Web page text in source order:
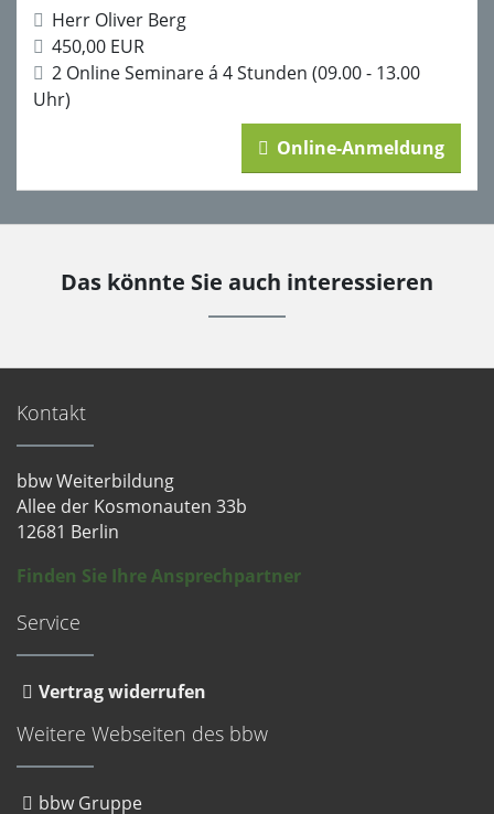
Herr Oliver Berg
450,00 EUR
2 Online Seminare á 4 Stunden (09.00 - 13.00
Uhr)
Online-Anmeldung
Das könnte Sie auch interessieren
Kontakt
bbw Weiterbildung
Allee der Kosmonauten 33b
12681 Berlin
Finden Sie Ihre Ansprechpartner
Service
Vertrag widerrufen
Weitere Webseiten des bbw
bbw Gruppe